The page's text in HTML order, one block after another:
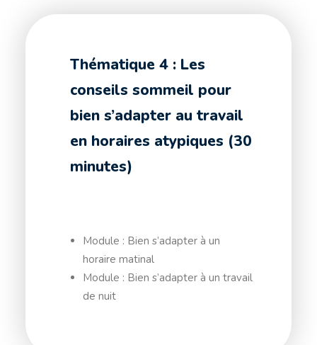
Thématique 4 : Les
conseils sommeil pour
bien s’adapter au travail
en horaires atypiques (30
minutes)
Module : Bien s’adapter à un
horaire matinal
Module : Bien s’adapter à un travail
de nuit